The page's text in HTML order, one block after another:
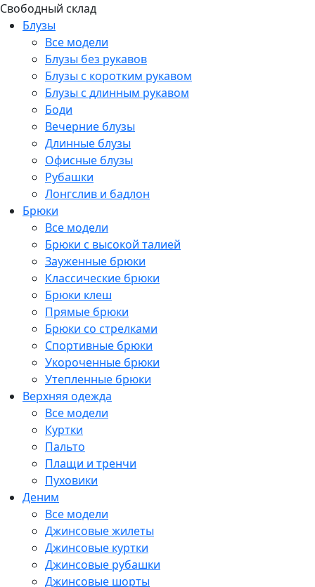
Свободный склад
Блузы
Все модели
Блузы без рукавов
Блузы с коротким рукавом
Блузы с длинным рукавом
Боди
Вечерние блузы
Длинные блузы
Офисные блузы
Рубашки
Лонгслив и бадлон
Брюки
Все модели
Брюки с высокой талией
Зауженные брюки
Классические брюки
Брюки клеш
Прямые брюки
Брюки со стрелками
Спортивные брюки
Укороченные брюки
Утепленные брюки
Верхняя одежда
Все модели
Куртки
Пальто
Плащи и тренчи
Пуховики
Деним
Все модели
Джинсовые жилеты
Джинсовые куртки
Джинсовые рубашки
Джинсовые шорты